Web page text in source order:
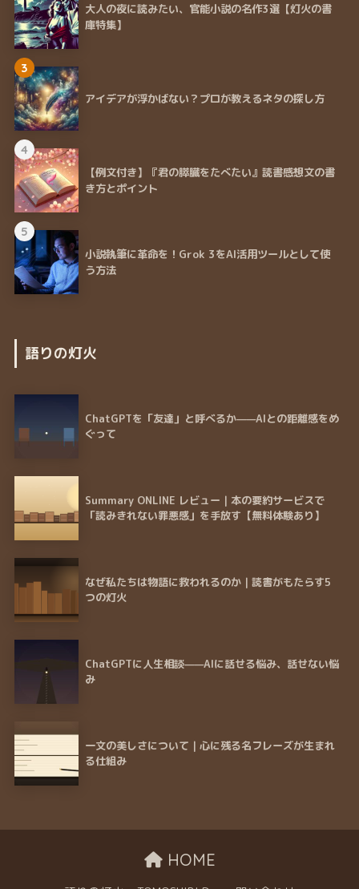
大人の夜に読みたい、官能小説の名作3選【灯火の書
庫特集】
3
アイデアが浮かばない？プロが教えるネタの探し方
4
【例文付き】『君の膵臓をたべたい』読書感想文の書
き方とポイント
5
小説執筆に革命を！Grok 3をAI活用ツールとして使
う方法
語りの灯火
ChatGPTを「友達」と呼べるか——AIとの距離感をめ
ぐって
Summary ONLINE レビュー｜本の要約サービスで
「読みきれない罪悪感」を手放す【無料体験あり】
なぜ私たちは物語に救われるのか｜読書がもたらす5
つの灯火
ChatGPTに人生相談——AIに話せる悩み、話せない悩
み
一文の美しさについて｜心に残る名フレーズが生まれ
る仕組み
HOME